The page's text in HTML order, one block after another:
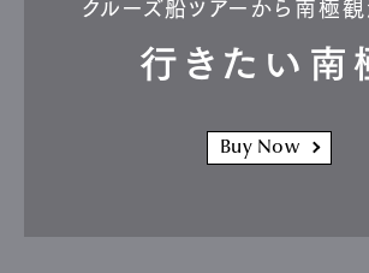
クルーズ船ツアーから南極
行きたい南
Buy Now